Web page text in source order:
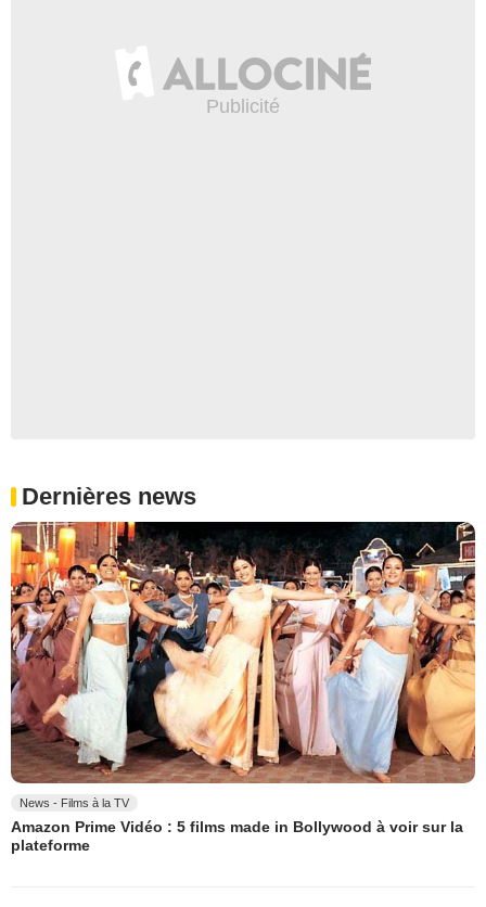
Dernières news
News - Films à la TV
Amazon Prime Vidéo : 5 films made in Bollywood à voir sur la
plateforme